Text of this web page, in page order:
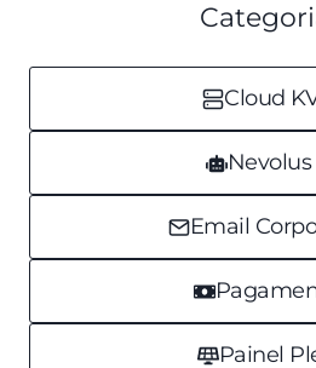
Cloud
Nevolus
Email
Painel